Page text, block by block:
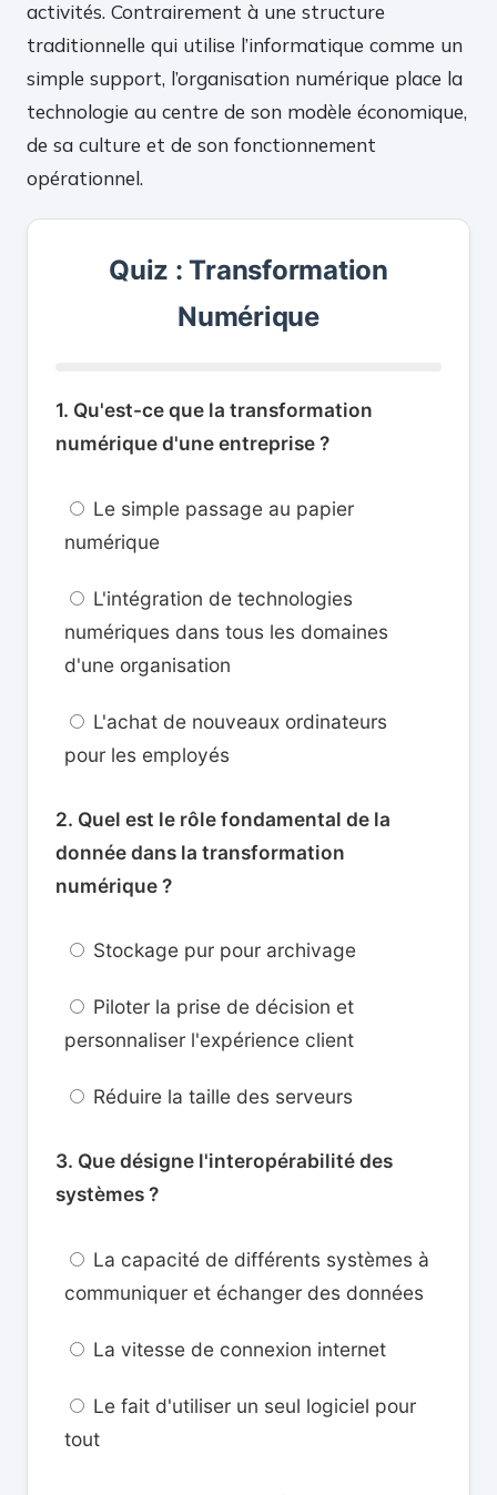
activités. Contrairement à une structure
traditionnelle qui utilise l’informatique comme un
simple support, l’organisation numérique place la
technologie au centre de son modèle économique,
de sa culture et de son fonctionnement
opérationnel.
Quiz : Transformation
Numérique
1. Qu'est-ce que la transformation
numérique d'une entreprise ?
Le simple passage au papier
numérique
L'intégration de technologies
numériques dans tous les domaines
d'une organisation
L'achat de nouveaux ordinateurs
pour les employés
2. Quel est le rôle fondamental de la
donnée dans la transformation
numérique ?
Stockage pur pour archivage
Piloter la prise de décision et
personnaliser l'expérience client
Réduire la taille des serveurs
3. Que désigne l'interopérabilité des
systèmes ?
La capacité de différents systèmes à
communiquer et échanger des données
La vitesse de connexion internet
Le fait d'utiliser un seul logiciel pour
tout